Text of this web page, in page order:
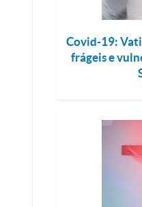
Covid-19:
frágeis e